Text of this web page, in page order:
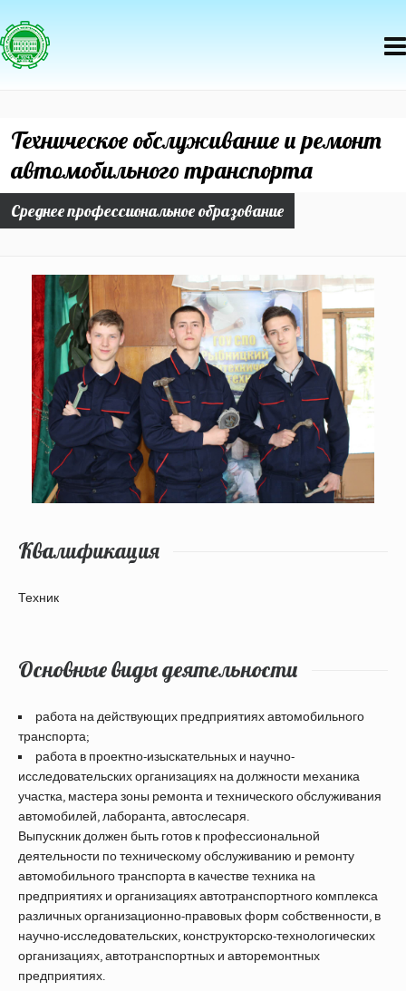
Техническое обслуживание и ремонт
автомобильного транспорта
Среднее профессиональное образование
Квалификация
Техник
Основные виды деятельности
работа на действующих предприятиях автомобильного
транспорта;
работа в проектно-изыскательных и научно-
исследовательских организациях на должности механика
участка, мастера зоны ремонта и технического обслуживания
автомобилей, лаборанта, автослесаря.
Выпускник должен быть готов к профессиональной
деятельности по техническому обслуживанию и ремонту
автомобильного транспорта в качестве техника на
предприятиях и организациях автотранспортного комплекса
различных организационно-правовых форм собственности, в
научно-исследовательских, конструкторско-технологических
организациях, автотранспортных и авторемонтных
предприятиях.